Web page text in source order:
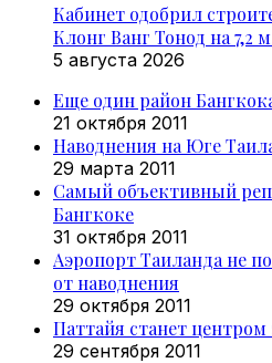
Кабинет одобрил
Клонг Ванг Тонод на 7,2
5 августа 2026
Еще один район
21 октября 2011
Наводнения на Юге
29 марта 2011
Самый объективный
Бангкоке
31 октября 2011
Аэропорт Таиланда не
от наводнения
29 октября 2011
Паттайя станет центром
29 сентября 2011